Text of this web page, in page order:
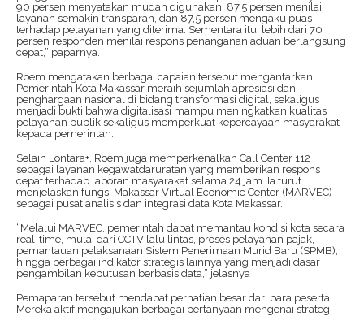
90 persen menyatakan mudah digunakan, 87,5 persen menilai
layanan semakin transparan, dan 87,5 persen mengaku puas
terhadap pelayanan yang diterima. Sementara itu, lebih dari 70
persen responden menilai respons penanganan aduan berlangsung
cepat,” paparnya.
Roem mengatakan berbagai capaian tersebut mengantarkan
Pemerintah Kota Makassar meraih sejumlah apresiasi dan
penghargaan nasional di bidang transformasi digital, sekaligus
menjadi bukti bahwa digitalisasi mampu meningkatkan kualitas
pelayanan publik sekaligus memperkuat kepercayaan masyarakat
kepada pemerintah.
Selain Lontara+, Roem juga memperkenalkan Call Center 112
sebagai layanan kegawatdaruratan yang memberikan respons
cepat terhadap laporan masyarakat selama 24 jam. Ia turut
menjelaskan fungsi Makassar Virtual Economic Center (MARVEC)
sebagai pusat analisis dan integrasi data Kota Makassar.
“Melalui MARVEC, pemerintah dapat memantau kondisi kota secara
real-time, mulai dari CCTV lalu lintas, proses pelayanan pajak,
pemantauan pelaksanaan Sistem Penerimaan Murid Baru (SPMB),
hingga berbagai indikator strategis lainnya yang menjadi dasar
pengambilan keputusan berbasis data,” jelasnya
Pemaparan tersebut mendapat perhatian besar dari para peserta.
Mereka aktif mengajukan berbagai pertanyaan mengenai strategi